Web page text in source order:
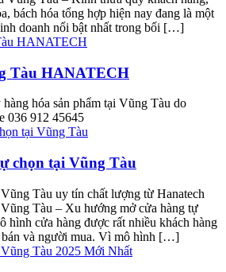
bách hóa tổng hợp hiện nay đang là một
doanh nổi bật nhất trong bối […]
Tàu HANATECH
hóa sản phẩm tại Vũng Tàu do
036 912 45645
chọn tại Vũng Tàu
Tàu uy tín chất lượng từ Hanatech
Tàu – Xu hướng mở cửa hàng tự
hình cửa hàng được rất nhiều khách hàng
bán và người mua. Vì mô hình […]